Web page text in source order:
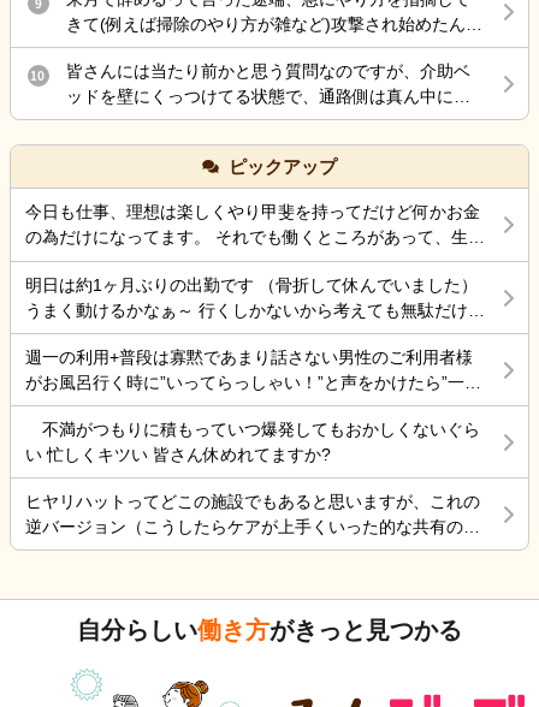
しょうか。 ・施設側が加入している保険で対応するケ
がよいことや、今後の進め方についてアドバイスがあ
れば教えていただきたいです。 施設を責めたいという
気持ちではなく、今後の対応について知識を得たいと
思い投稿しました。 同様の事例やご経験がありました
ら、差し支えない範囲で教えていただけると幸いで
す。 よろしくお願いいたします。
ら来た腰痛と分かり、水や経口水を飲ませてもらい要
約落ちたのはいいのですが、母親を一人で留守番させ
を一時的に入院させる事となりました。 母親は、病院
が大嫌いなので、今日病院に電話をしたら 案の定、興
との事でした。 夕食も食べなかったみたいです。 自分
の腰の状態は、それなりに動けるようになったのです
が、頭が熱中症でボワッとする感じなので、怖くて 会
いにいけない状態です。 ケアーマネージャーさんその
状況を相談したら、絶対に 包括ケアーに入れた方がい
いと怒られました。 以前、入れていたのですが、興奮
するので、それを抑える薬を飲んだ表情が忘れられな
いので、入れていいのか 判断に迷っている状況です。
その煮え切らない自分にケアーマネージャーさんは怒
っている事は分かっています。 毎日、散歩と昼食は寿
司屋のランチ 風呂に入れ身体と頭を洗ってあげ、朝昼
晩食事を作り 夜中は、トイレに行く度に麦茶を飲んで
もらう毎日 約5年やって来ましたが限界を感じていると
ころです。 朝昼晩の食事中に加山雄三DVDを必ず観て
喜ぶ姿を 観るとどうしても決断出来ない自分がいま
す。 異常かな⁈
きて(例えば掃除のやり方が雑など)攻撃され始めたんだ
けど最後の嫌がらせ？
10
皆さんには当たり前かと思う質問なのですが、介助ベ
ッドを壁にくっつけてる状態で、通路側は真ん中にベ
ッド柵を差し込むのは拘束扱いだって言われたのです
が、皆さんどう思いますか？ ちなみに自分は真ん中に
柵を入れても足を下ろして出れるスペースは十分にあ
者でそう習った事もあり、それが普通かと思うのです
が…今働いてる施設の拘束委員会でそう言われてるみ
ピックアップ
今日も仕事、理想は楽しくやり甲斐を持ってだけど何かお金
の為だけになってます。 それでも働くところがあって、生き
ていけているのでましなのでしょうね。 一番辛いのは、お金
がなく職探ししている時だったので今日も頑張ろうと思う。
それにしても古株は、好き勝手だから楽しそうです。私も古
株の時は、そんなに仕事行くのが辛くなく毎日そこそこ楽し
くやっていました。 転職は後悔はしていませんが、誰もが上
手くいかないのは確かですね。 そんなつぶやきです、では仕
明日は約1ヶ月ぶりの出勤です （骨折して休んでいました）
うまく動けるかなぁ～ 行くしかないから考えても無駄だけど
不安！
週一の利用+普段は寡黙であまり話さない男性のご利用者様
がお風呂行く時に”いってらっしゃい！”と声をかけたら”一緒
に行く？！？”と返してくれた。 そういう想像を上回るよう
なことがあるからこの仕事って楽しいんだよな。 まだ入って
4ヶ月弱しか経ってないけど。
不満がつもりに積もっていつ爆発してもおかしくないぐら
い 忙しくキツい 皆さん休めれてますか?
ヒヤリハットってどこの施設でもあると思いますが、これの
逆バージョン（こうしたらケアが上手くいった的な共有の書
式）ってないですよね。あったらいいケアを共有できると思
遂記録ばかりって、すごくネガティブだと個人的に思いま
す。また、介護の世界って「できて当たり前」的な思考が強
し。うつ病の人じゃないんだから、できないことばかり言っ
たらストレスたまりませんか。
自分らしい働き方がきっと見つかる